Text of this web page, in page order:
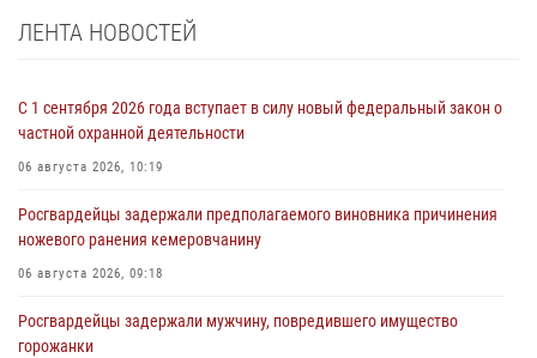
ЛЕНТА НОВОСТЕЙ
С 1 сентября 2026 года вступает в силу новый федеральный закон о
частной охранной деятельности
06 августа 2026, 10:19
Росгвардейцы задержали предполагаемого виновника причинения
ножевого ранения кемеровчанину
06 августа 2026, 09:18
Росгвардейцы задержали мужчину, повредившего имущество
горожанки